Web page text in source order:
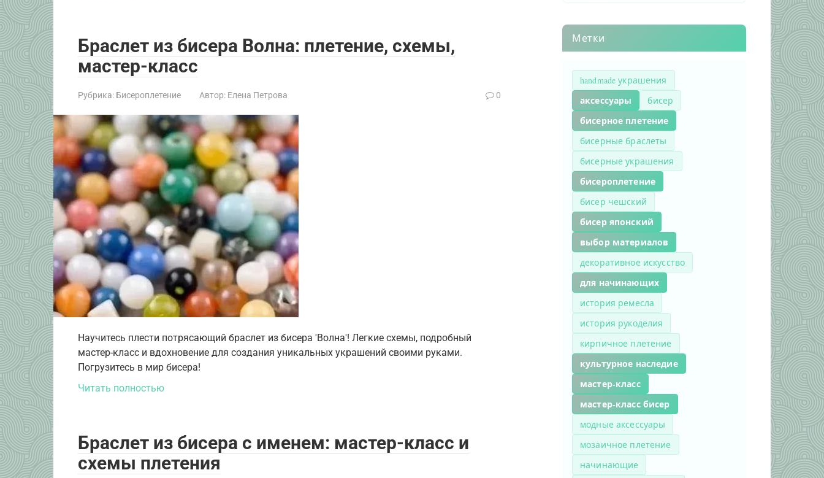
Браслет из бисера Волна: плетение, схемы,
мастер-класс
Рубрика: Бисероплетение Автор: Елена Петрова 0
Научитесь плести потрясающий браслет из бисера 'Волна'! Легкие схемы, подробный
мастер-класс и вдохновение для создания уникальных украшений своими руками.
Погрузитесь в мир бисера!
Читать полностью
Браслет из бисера с именем: мастер-класс и
схемы плетения
Метки
handmade украшения
аксессуары бисер
бисерное плетение
бисерные браслеты
бисерные украшения
бисероплетение
бисер чешский
бисер японский
выбор материалов
декоративное искусство
для начинающих
история ремесла
история рукоделия
кирпичное плетение
культурное наследие
мастер-класс
мастер-класс бисер
модные аксессуары
мозаичное плетение
начинающие